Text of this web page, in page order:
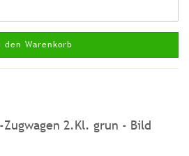
den Warenkorb